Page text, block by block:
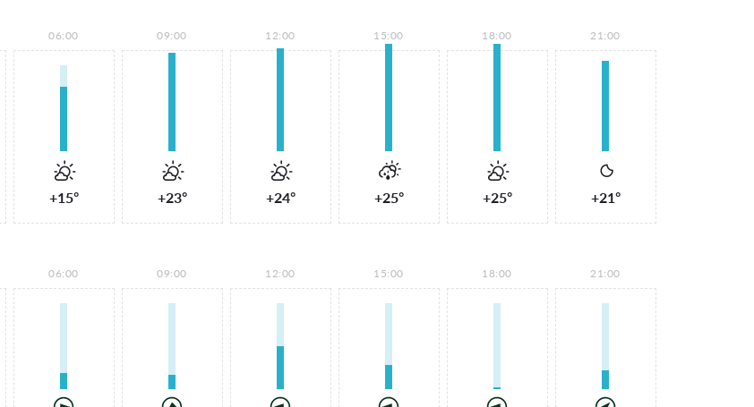
06:00
+15°
09:00
+23°
12:00
+24°
15:00
+25°
18:00
+25°
21:00
+21°
06:00 09:00 12:00 15:00 18:00 21:00